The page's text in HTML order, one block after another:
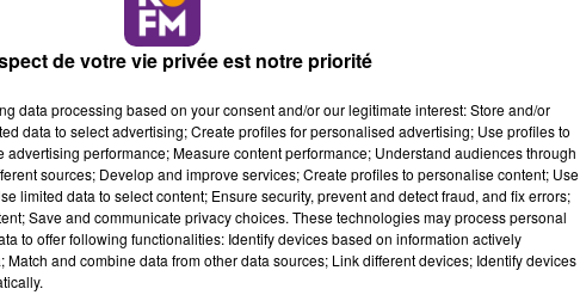
de votre vie privée est notre priorité
data processing based on your consent and/or our legitimate interest: Store and/or
data to select advertising; Create profiles for personalised advertising; Use profiles to
performance; Measure content performance; Understand audiences through
sources; Develop and improve services; Create profiles to personalise content; Use
limited data to select content; Ensure security, prevent and detect fraud, and fix errors;
Save and communicate privacy choices. These technologies may process personal
to offer following functionalities: Identify devices based on information actively
and combine data from other data sources; Link different devices; Identify devices